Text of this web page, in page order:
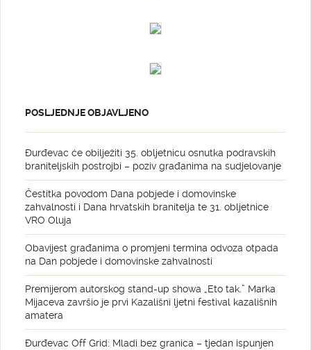
POSLJEDNJE OBJAVLJENO
Đurđevac će obilježiti 35. obljetnicu osnutka podravskih
braniteljskih postrojbi – poziv građanima na sudjelovanje
Čestitka povodom Dana pobjede i domovinske
zahvalnosti i Dana hrvatskih branitelja te 31. obljetnice
VRO Oluja
Obavijest građanima o promjeni termina odvoza otpada
na Dan pobjede i domovinske zahvalnosti
Premijerom autorskog stand-up showa „Eto tak.” Marka
Mijaceva završio je prvi Kazališni ljetni festival kazališnih
amatera
Đurđevac Off Grid: Mladi bez granica – tjedan ispunjen